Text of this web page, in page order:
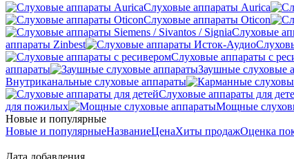
Слуховые аппараты Aurica
Слуховые аппараты Oticon
Слуховые
аппараты Zinbest
Слуховые аппараты с
аппараты
Заушные слуховые
Внутриканальные слуховые аппараты
Слуховые аппараты для
для пожилых
Мощные
Новые и популярные
Новые и популярныеНазваниеЦенаХиты продажОценка
Дата добавления